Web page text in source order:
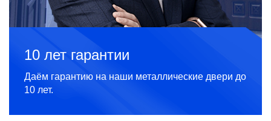
10 лет гарантии
Даём гарантию на наши металлические двери до
10 лет.